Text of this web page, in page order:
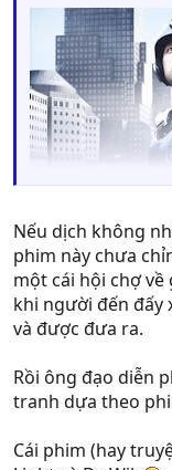
After a little delay,
action Mega Man
Nếu dịch không
phim này chưa
một cái hội chợ về
khi người đến đấy
và được đưa ra.
Rồi ông đạo diễn
tranh dựa theo
Cái phim (hay